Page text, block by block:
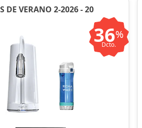
DE VERANO 2-2026 - 20
36%
Dcto.